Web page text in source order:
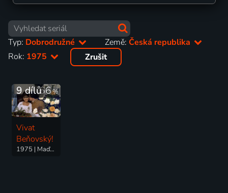
Typ: Dobrodružné Země:Česká republika
Rok: 1975 Zrušit
66%
9 dílů
Vivat
Beňovský!
1975 | Maďarsko, Československo | Historický, Dobrodružný